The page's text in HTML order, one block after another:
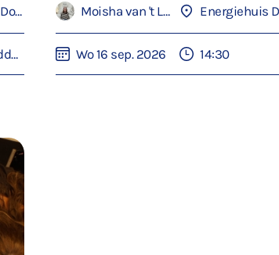
Energiehuis Dordrecht
Ochtend/Middag
Moisha van 't Loo
Wo 16 sep. 2026 14:30